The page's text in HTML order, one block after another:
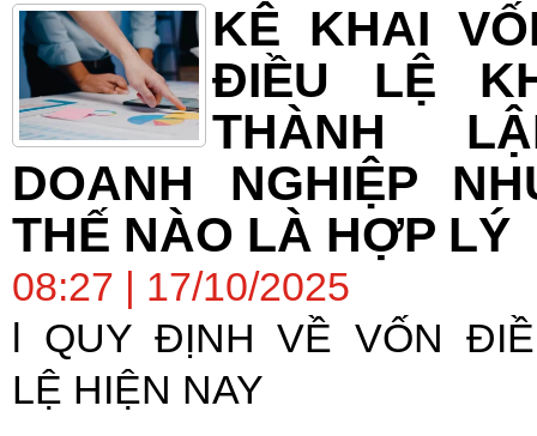
KÊ KHAI
ĐIỀU LỆ
THÀNH
DOANH NGHIỆP
THẾ NÀO LÀ HỢP LÝ
08:27 | 17/10/2025
l QUY ĐỊNH VỀ VỐN
LỆ HIỆN NAY